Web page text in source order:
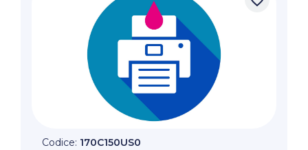
Codice: 170C150US0